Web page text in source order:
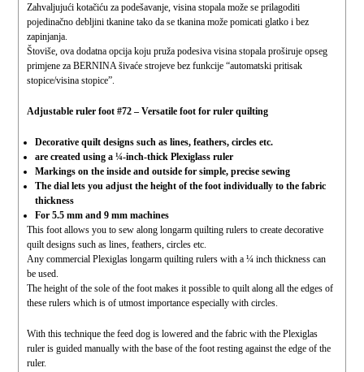
Zahvaljujući kotačiću za podešavanje, visina stopala može se prilagoditi
pojedinačno debljini tkanine tako da se tkanina može pomicati glatko i bez
zapinjanja.
Štoviše, ova dodatna opcija koju pruža podesiva visina stopala proširuje opseg
primjene za BERNINA šivaće strojeve bez funkcije “automatski pritisak
stopice/visina stopice”.
Adjustable ruler foot #72 –Versatile foot for ruler quilting
Decorative quilt designs such as lines, feathers, circles etc.
are created using a ¼-inch-thick Plexiglass ruler
Markings on the inside and outside for simple, precise sewing
The dial lets you adjust the height of the foot individually to the fabric
thickness
For 5.5 mm and 9 mm machines
This foot allows you to sew along longarm quilting rulers to create decorative
quilt designs such as lines, feathers, circles etc.
Any commercial Plexiglas longarm quilting rulers with a ¼ inch thickness can
be used.
The height of the sole of the foot makes it possible to quilt along all the edges of
these rulers which is of utmost importance especially with circles.
With this technique the feed dog is lowered and the fabric with the Plexiglas
ruler is guided manually with the base of the foot resting against the edge of the
ruler.